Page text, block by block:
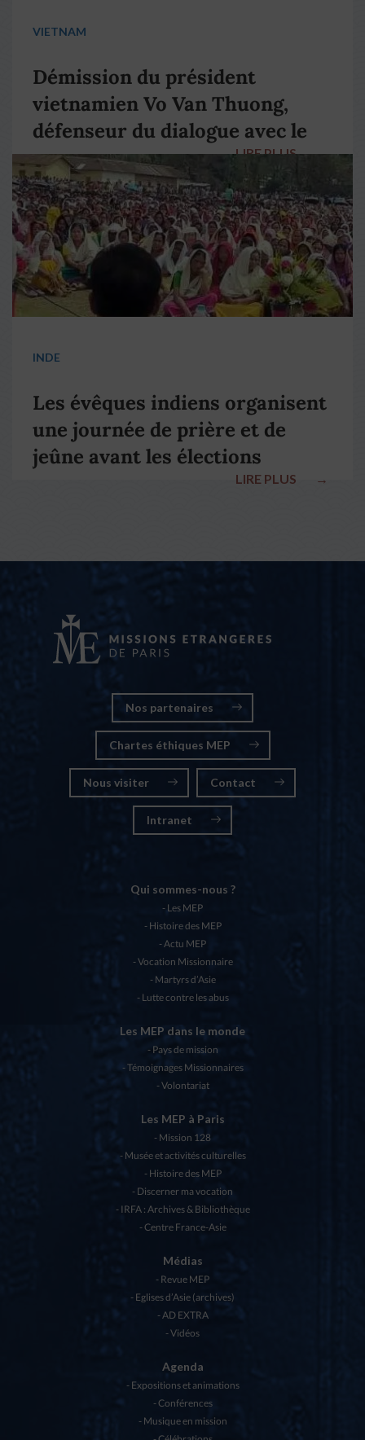
VIETNAM
Démission du président
vietnamien Vo Van Thuong,
défenseur du dialogue avec le
pape François
LIRE PLUS →
INDE
Les évêques indiens organisent
une journée de prière et de
jeûne avant les élections
LIRE PLUS →
Nos partenaires
Chartes éthiques MEP
Nous visiter Contact
Intranet
Qui sommes-nous ?
Les MEP
Histoire des MEP
Actu MEP
Vocation Missionnaire
Martyrs d’Asie
Lutte contre les abus
Les MEP dans le monde
Pays de mission
Témoignages Missionnaires
Volontariat
Les MEP à Paris
Mission 128
Musée et activités culturelles
Histoire des MEP
Discerner ma vocation
IRFA : Archives & Bibliothèque
Centre France-Asie
Médias
Revue MEP
Eglises d’Asie (archives)
AD EXTRA
Vidéos
Agenda
Expositions et animations
Conférences
Musique en mission